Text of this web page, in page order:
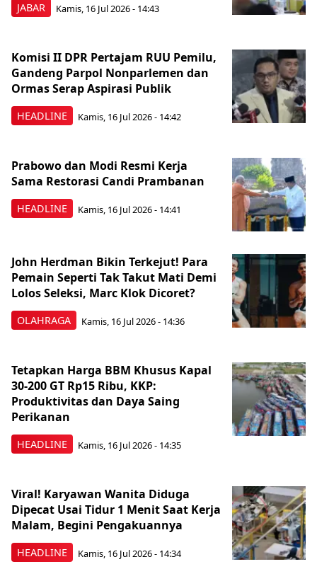
JABAR Kamis, 16 Jul 2026 - 14:43
HEADLINE
Komisi II DPR Pertajam RUU Pemilu,
Gandeng Parpol Nonparlemen dan
Ormas Serap Aspirasi Publik
Kamis, 16 Jul 2026 - 14:42
HEADLINE
Prabowo dan Modi Resmi Kerja
Sama Restorasi Candi Prambanan
Kamis, 16 Jul 2026 - 14:41
OLAHRAGA
John Herdman Bikin Terkejut! Para
Pemain Seperti Tak Takut Mati Demi
Lolos Seleksi, Marc Klok Dicoret?
Kamis, 16 Jul 2026 - 14:36
HEADLINE
Tetapkan Harga BBM Khusus Kapal
30-200 GT Rp15 Ribu, KKP:
Produktivitas dan Daya Saing
Perikanan
Kamis, 16 Jul 2026 - 14:35
HEADLINE
Viral! Karyawan Wanita Diduga
Dipecat Usai Tidur 1 Menit Saat Kerja
Malam, Begini Pengakuannya
Kamis, 16 Jul 2026 - 14:34